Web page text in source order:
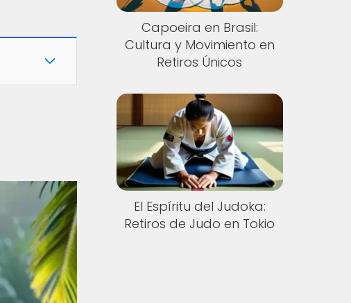
Capoeira en Brasil:
Cultura y Movimiento en
Retiros Únicos
El Espíritu del Judoka:
Retiros de Judo en Tokio